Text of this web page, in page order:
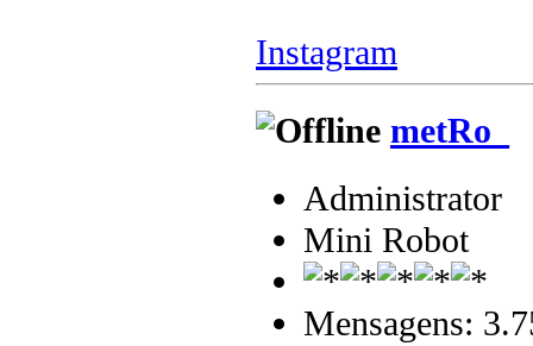
Instagram
metRo_
Administrator
Mini Robot
Mensagens: